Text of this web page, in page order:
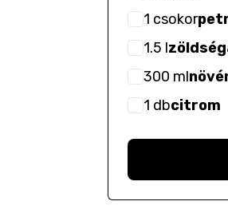
1 csokor
1.5 l
300 ml
1 dbcitrom